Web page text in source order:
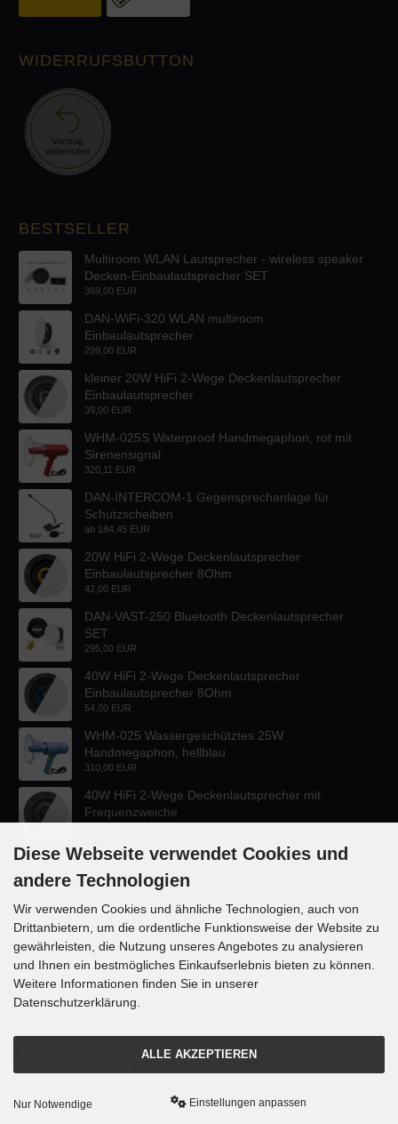
WIDERRUFSBUTTON
BESTSELLER
Multiroom WLAN Lautsprecher - wireless speaker
Decken-Einbaulautsprecher SET
369,00 EUR
DAN-WiFi-320 WLAN multiroom
Einbaulautsprecher
299,00 EUR
kleiner 20W HiFi 2-Wege Deckenlautsprecher
Einbaulautsprecher
39,00 EUR
WHM-025S Waterproof Handmegaphon, rot mit
Sirenensignal
320,11 EUR
DAN-INTERCOM-1 Gegensprechanlage für
Schutzscheiben
ab 184,45 EUR
20W HiFi 2-Wege Deckenlautsprecher
Einbaulautsprecher 8Ohm
42,00 EUR
DAN-VAST-250 Bluetooth Deckenlautsprecher
SET
295,00 EUR
40W HiFi 2-Wege Deckenlautsprecher
Einbaulautsprecher 8Ohm
54,00 EUR
WHM-025 Wassergeschütztes 25W
Handmegaphon, hellblau
310,00 EUR
40W HiFi 2-Wege Deckenlautsprecher mit
Frequenzweiche
KONTAKT
Lautsprecher-OnlineShop.de
Rübekampstr. 35
46117 Oberhausen
Telefon +49 (0) 208 / 874188
Email info@danyluk.de
mod
Diese Webseite verwendet Cookies und
andere Technologien
Wir verwenden Cookies und ähnliche Technologien, auch von
Drittanbietern, um die ordentliche Funktionsweise der Website zu
gewährleisten, die Nutzung unseres Angebotes zu analysieren
und Ihnen ein bestmögliches Einkaufserlebnis bieten zu können.
Weitere Informationen finden Sie in unserer
Datenschutzerklärung.
ALLE AKZEPTIEREN
Nur Notwendige Einstellungen anpassen